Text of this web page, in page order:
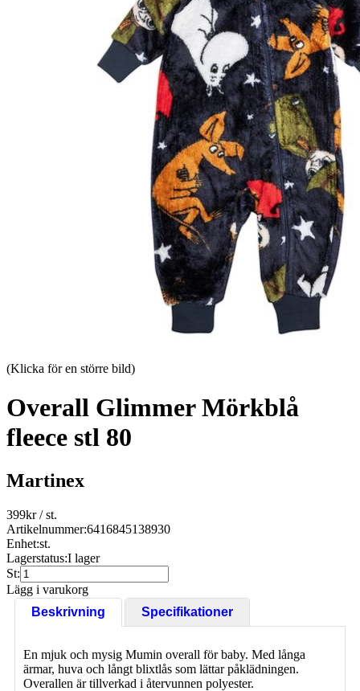
(Klicka för en större bild)
Overall Glimmer Mörkblå
fleece stl 80
Martinex
399kr/ st.
Artikelnummer:6416845138930
Enhet:st.
Lagerstatus:I lager
St:
Lägg i varukorg
Beskrivning
Specifikationer
En mjuk och mysig Mumin overall för baby. Med långa
ärmar, huva och långt blixtlås som lättar påklädningen.
Overallen är tillverkad i återvunnen polyester.